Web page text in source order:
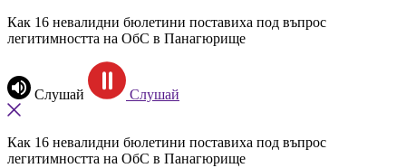
Как 16 невалидни бюлетини поставиха под въпрос
легитимността на ОбС в Панагюрище
Слушай Слушай
Как 16 невалидни бюлетини поставиха под въпрос
легитимността на ОбС в Панагюрище